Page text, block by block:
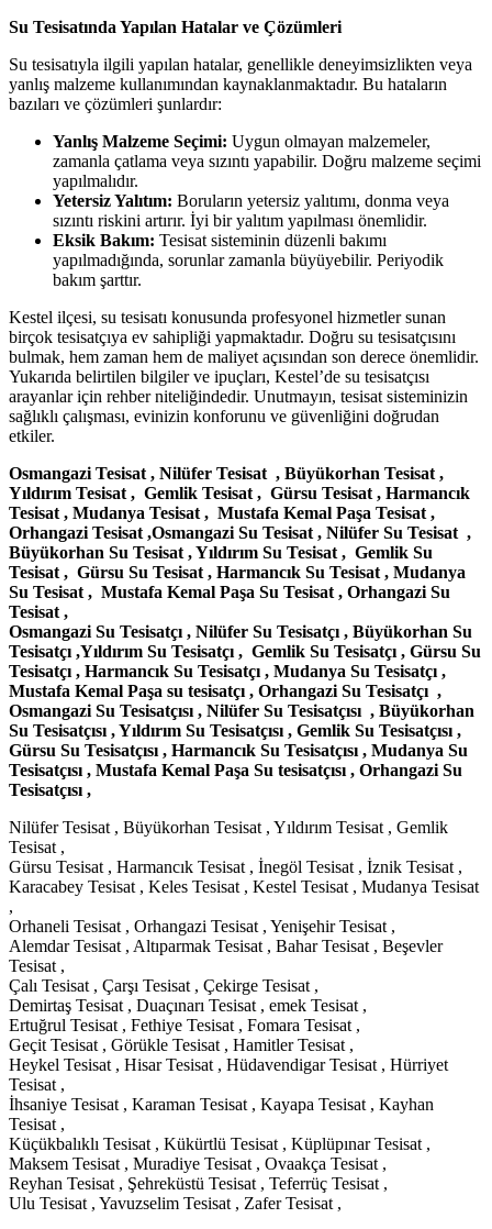
Su Tesisatında Yapılan Hatalar ve Çözümleri
Su tesisatıyla ilgili yapılan hatalar, genellikle deneyimsizlikten veya
yanlış malzeme kullanımından kaynaklanmaktadır. Bu hataların
bazıları ve çözümleri şunlardır:
Yanlış Malzeme Seçimi: Uygun olmayan malzemeler,
zamanla çatlama veya sızıntı yapabilir. Doğru malzeme seçimi
yapılmalıdır.
Yetersiz Yalıtım: Boruların yetersiz yalıtımı, donma veya
sızıntı riskini artırır. İyi bir yalıtım yapılması önemlidir.
Eksik Bakım: Tesisat sisteminin düzenli bakımı
yapılmadığında, sorunlar zamanla büyüyebilir. Periyodik
bakım şarttır.
Kestel ilçesi, su tesisatı konusunda profesyonel hizmetler sunan
birçok tesisatçıya ev sahipliği yapmaktadır. Doğru su tesisatçısını
bulmak, hem zaman hem de maliyet açısından son derece önemlidir.
Yukarıda belirtilen bilgiler ve ipuçları, Kestel’de su tesisatçısı
arayanlar için rehber niteliğindedir. Unutmayın, tesisat sisteminizin
sağlıklı çalışması, evinizin konforunu ve güvenliğini doğrudan
etkiler.
Osmangazi Tesisat , Nilüfer Tesisat , Büyükorhan Tesisat ,
Yıldırım Tesisat , Gemlik Tesisat , Gürsu Tesisat , Harmancık
Tesisat , Mudanya Tesisat , Mustafa Kemal Paşa Tesisat ,
Orhangazi Tesisat ,Osmangazi Su Tesisat , Nilüfer Su Tesisat ,
Büyükorhan Su Tesisat , Yıldırım Su Tesisat , Gemlik Su
Tesisat , Gürsu Su Tesisat , Harmancık Su Tesisat , Mudanya
Su Tesisat , Mustafa Kemal Paşa Su Tesisat , Orhangazi Su
Tesisat ,
Osmangazi Su Tesisatçı , Nilüfer Su Tesisatçı , Büyükorhan Su
Tesisatçı ,Yıldırım Su Tesisatçı , Gemlik Su Tesisatçı , Gürsu Su
Tesisatçı , Harmancık Su Tesisatçı , Mudanya Su Tesisatçı ,
Mustafa Kemal Paşa su tesisatçı , Orhangazi Su Tesisatçı ,
Osmangazi Su Tesisatçısı , Nilüfer Su Tesisatçısı , Büyükorhan
Su Tesisatçısı , Yıldırım Su Tesisatçısı , Gemlik Su Tesisatçısı ,
Gürsu Su Tesisatçısı , Harmancık Su Tesisatçısı , Mudanya Su
Tesisatçısı , Mustafa Kemal Paşa Su tesisatçısı , Orhangazi Su
Tesisatçısı ,
Nilüfer Tesisat , Büyükorhan Tesisat , Yıldırım Tesisat , Gemlik
Tesisat ,
Gürsu Tesisat , Harmancık Tesisat , İnegöl Tesisat , İznik Tesisat ,
Karacabey Tesisat , Keles Tesisat , Kestel Tesisat , Mudanya Tesisat
,
Orhaneli Tesisat , Orhangazi Tesisat , Yenişehir Tesisat ,
Alemdar Tesisat , Altıparmak Tesisat , Bahar Tesisat , Beşevler
Tesisat ,
Çalı Tesisat , Çarşı Tesisat , Çekirge Tesisat ,
Demirtaş Tesisat , Duaçınarı Tesisat , emek Tesisat ,
Ertuğrul Tesisat , Fethiye Tesisat , Fomara Tesisat ,
Geçit Tesisat , Görükle Tesisat , Hamitler Tesisat ,
Heykel Tesisat , Hisar Tesisat , Hüdavendigar Tesisat , Hürriyet
Tesisat ,
İhsaniye Tesisat , Karaman Tesisat , Kayapa Tesisat , Kayhan
Tesisat ,
Küçükbalıklı Tesisat , Kükürtlü Tesisat , Küplüpınar Tesisat ,
Maksem Tesisat , Muradiye Tesisat , Ovaakça Tesisat ,
Reyhan Tesisat , Şehreküstü Tesisat , Teferrüç Tesisat ,
Ulu Tesisat , Yavuzselim Tesisat , Zafer Tesisat ,